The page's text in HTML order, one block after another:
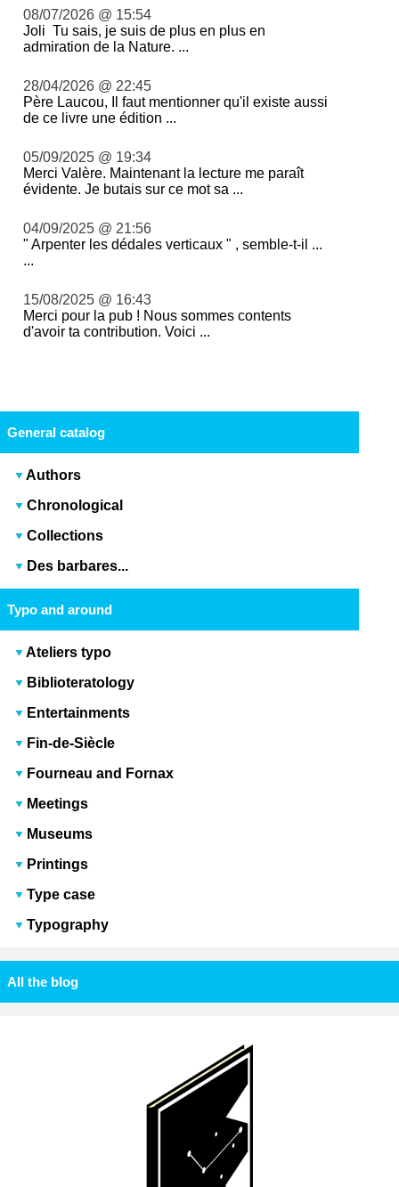
08/07/2026 @ 15:54
Joli Tu sais, je suis de plus en plus en
admiration de la Nature. ...
28/04/2026 @ 22:45
Père Laucou, Il faut mentionner qu'il existe aussi
de ce livre une édition ...
05/09/2025 @ 19:34
Merci Valère. Maintenant la lecture me paraît
évidente. Je butais sur ce mot sa ...
04/09/2025 @ 21:56
" Arpenter les dédales verticaux " , semble-t-il ...
...
15/08/2025 @ 16:43
Merci pour la pub ! Nous sommes contents
d'avoir ta contribution. Voici ...
General catalog
Authors
Chronological
Collections
Des barbares...
Typo and around
Ateliers typo
Biblioteratology
Entertainments
Fin-de-Siècle
Fourneau and Fornax
Meetings
Museums
Printings
Type case
Typography
All the blog